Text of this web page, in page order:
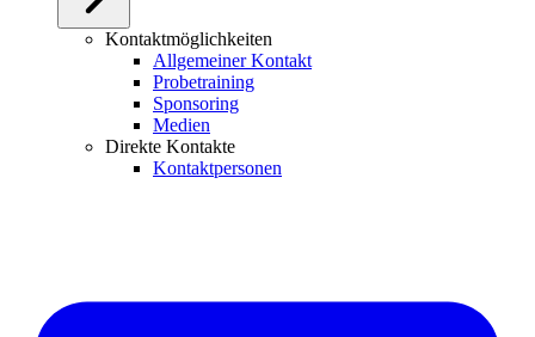
Kontaktmöglichkeiten
Allgemeiner Kontakt
Probetraining
Sponsoring
Medien
Direkte Kontakte
Kontaktpersonen